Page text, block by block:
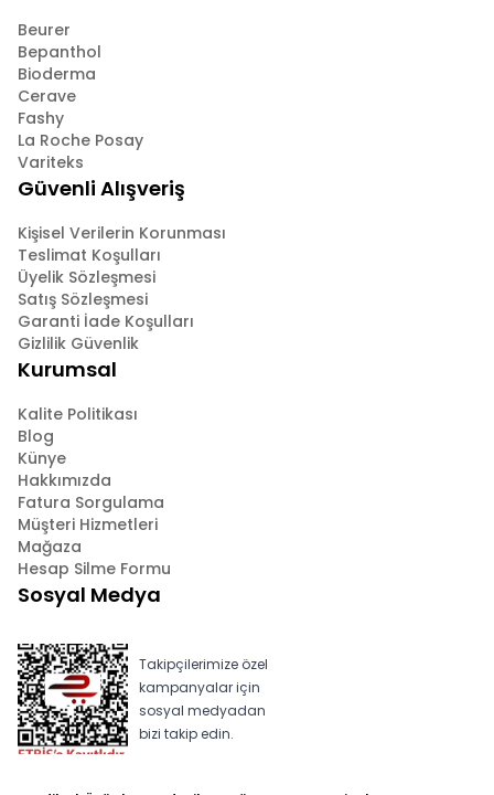
Beurer
Bepanthol
Bioderma
Cerave
Fashy
La Roche Posay
Variteks
Güvenli Alışveriş
Kişisel Verilerin Korunması
Teslimat Koşulları
Üyelik Sözleşmesi
Satış Sözleşmesi
Garanti İade Koşulları
Gizlilik Güvenlik
Kurumsal
Kalite Politikası
Blog
Künye
Hakkımızda
Fatura Sorgulama
Müşteri Hizmetleri
Mağaza
Hesap Silme Formu
Sosyal Medya
Takipçilerimize özel
kampanyalar için
sosyal medyadan
bizi takip edin.